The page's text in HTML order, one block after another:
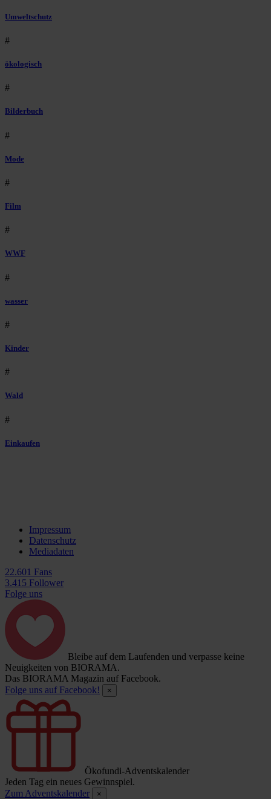
Umweltschutz
#
ökologisch
#
Bilderbuch
#
Mode
#
Film
#
WWF
#
wasser
#
Kinder
#
Wald
#
Einkaufen
Impressum
Datenschutz
Mediadaten
22.601 Fans
3.415 Follower
Folge uns
Bleibe auf dem Laufenden und verpasse keine
Neuigkeiten von BIORAMA.
Das BIORAMA Magazin auf Facebook.
Folge uns auf Facebook!
×
Ökofundi-Adventskalender
Jeden Tag ein neues Gewinnspiel.
Zum Adventskalender
×